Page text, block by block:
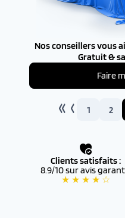
Nos conseillers vous
Gratuit &
Faire
1 2
Clients satisfaits :
8.9/10 sur avis
★ ★ ★ ★ ☆